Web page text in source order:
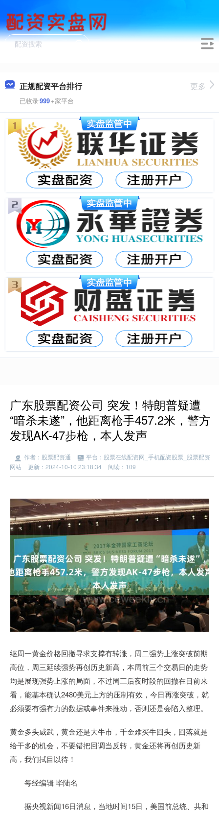
正规配资平台排行
已收录999+家平台
更多
广东股票配资公司 突发！特朗普疑遭
“暗杀未遂”，他距离枪手457.2米，警方
发现AK-47步枪，本人发声
作者：股票配资通
平台：股票在线配资网_手机配资股票_股票配资
网站
更新：2024-10-10 23:18:34 阅读：109
继周一黄金价格回撤寻求支撑有转涨，周二强势上涨突破前期
高位，周三延续强势再创历史新高，本周前三个交易日的走势
均是展现强势上涨的局面，不过周三后夜时段的回撤在目前来
看，能基本确认2480美元上方的压制有效，今日再涨突破，就
必须要有强有力的数据或事件来推动，否则还是会陷入整理。
黄金多头威武，黄金还是大牛市，千金难买牛回头，回落就是
给干多的机会，不要错把回调当反转，黄金还将再创历史新
高，我们拭目以待！
每经编辑 毕陆名
据央视新闻16日消息，当地时间15日，美国前总统、共和